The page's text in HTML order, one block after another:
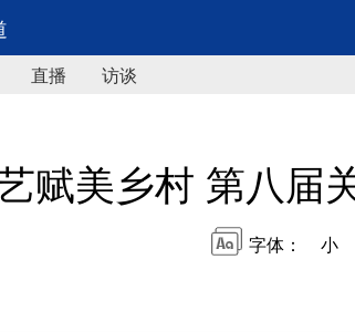
直播
访谈
赋美乡村 第八届
字体： 小